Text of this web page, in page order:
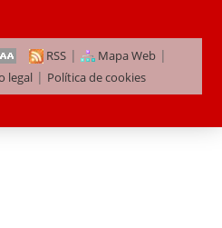
RSS | Mapa Web |
legal| Política de cookies